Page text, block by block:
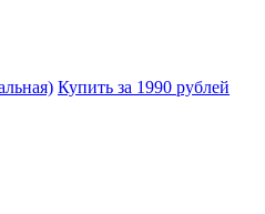
Купить за 1990 рублей